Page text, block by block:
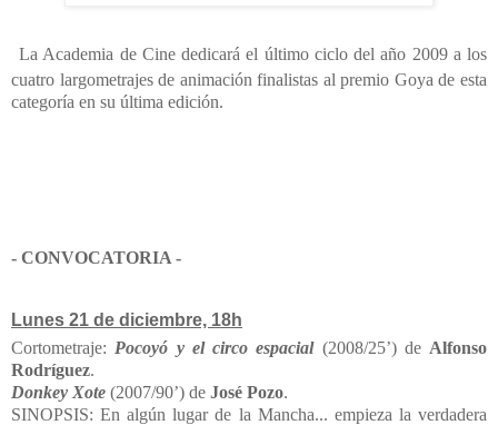
La Academia de Cine dedicará el último ciclo del año 2009 a los
cuatro largometrajes de animación finalistas al premio Goya de esta
categoría en su última edición.
- CONVOCATORIA -
Lunes 21 de diciembre, 18h
Cortometraje: Pocoyó y el circo espacial (2008/25’) de Alfonso
Rodríguez.
Donkey Xote (2007/90’) de José Pozo.
SINOPSIS: En algún lugar de la Mancha... empieza la verdadera